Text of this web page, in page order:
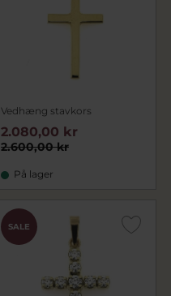
Vedhæng stavkors
2.600,00 kr
2.080,00 kr
På lager
SALE